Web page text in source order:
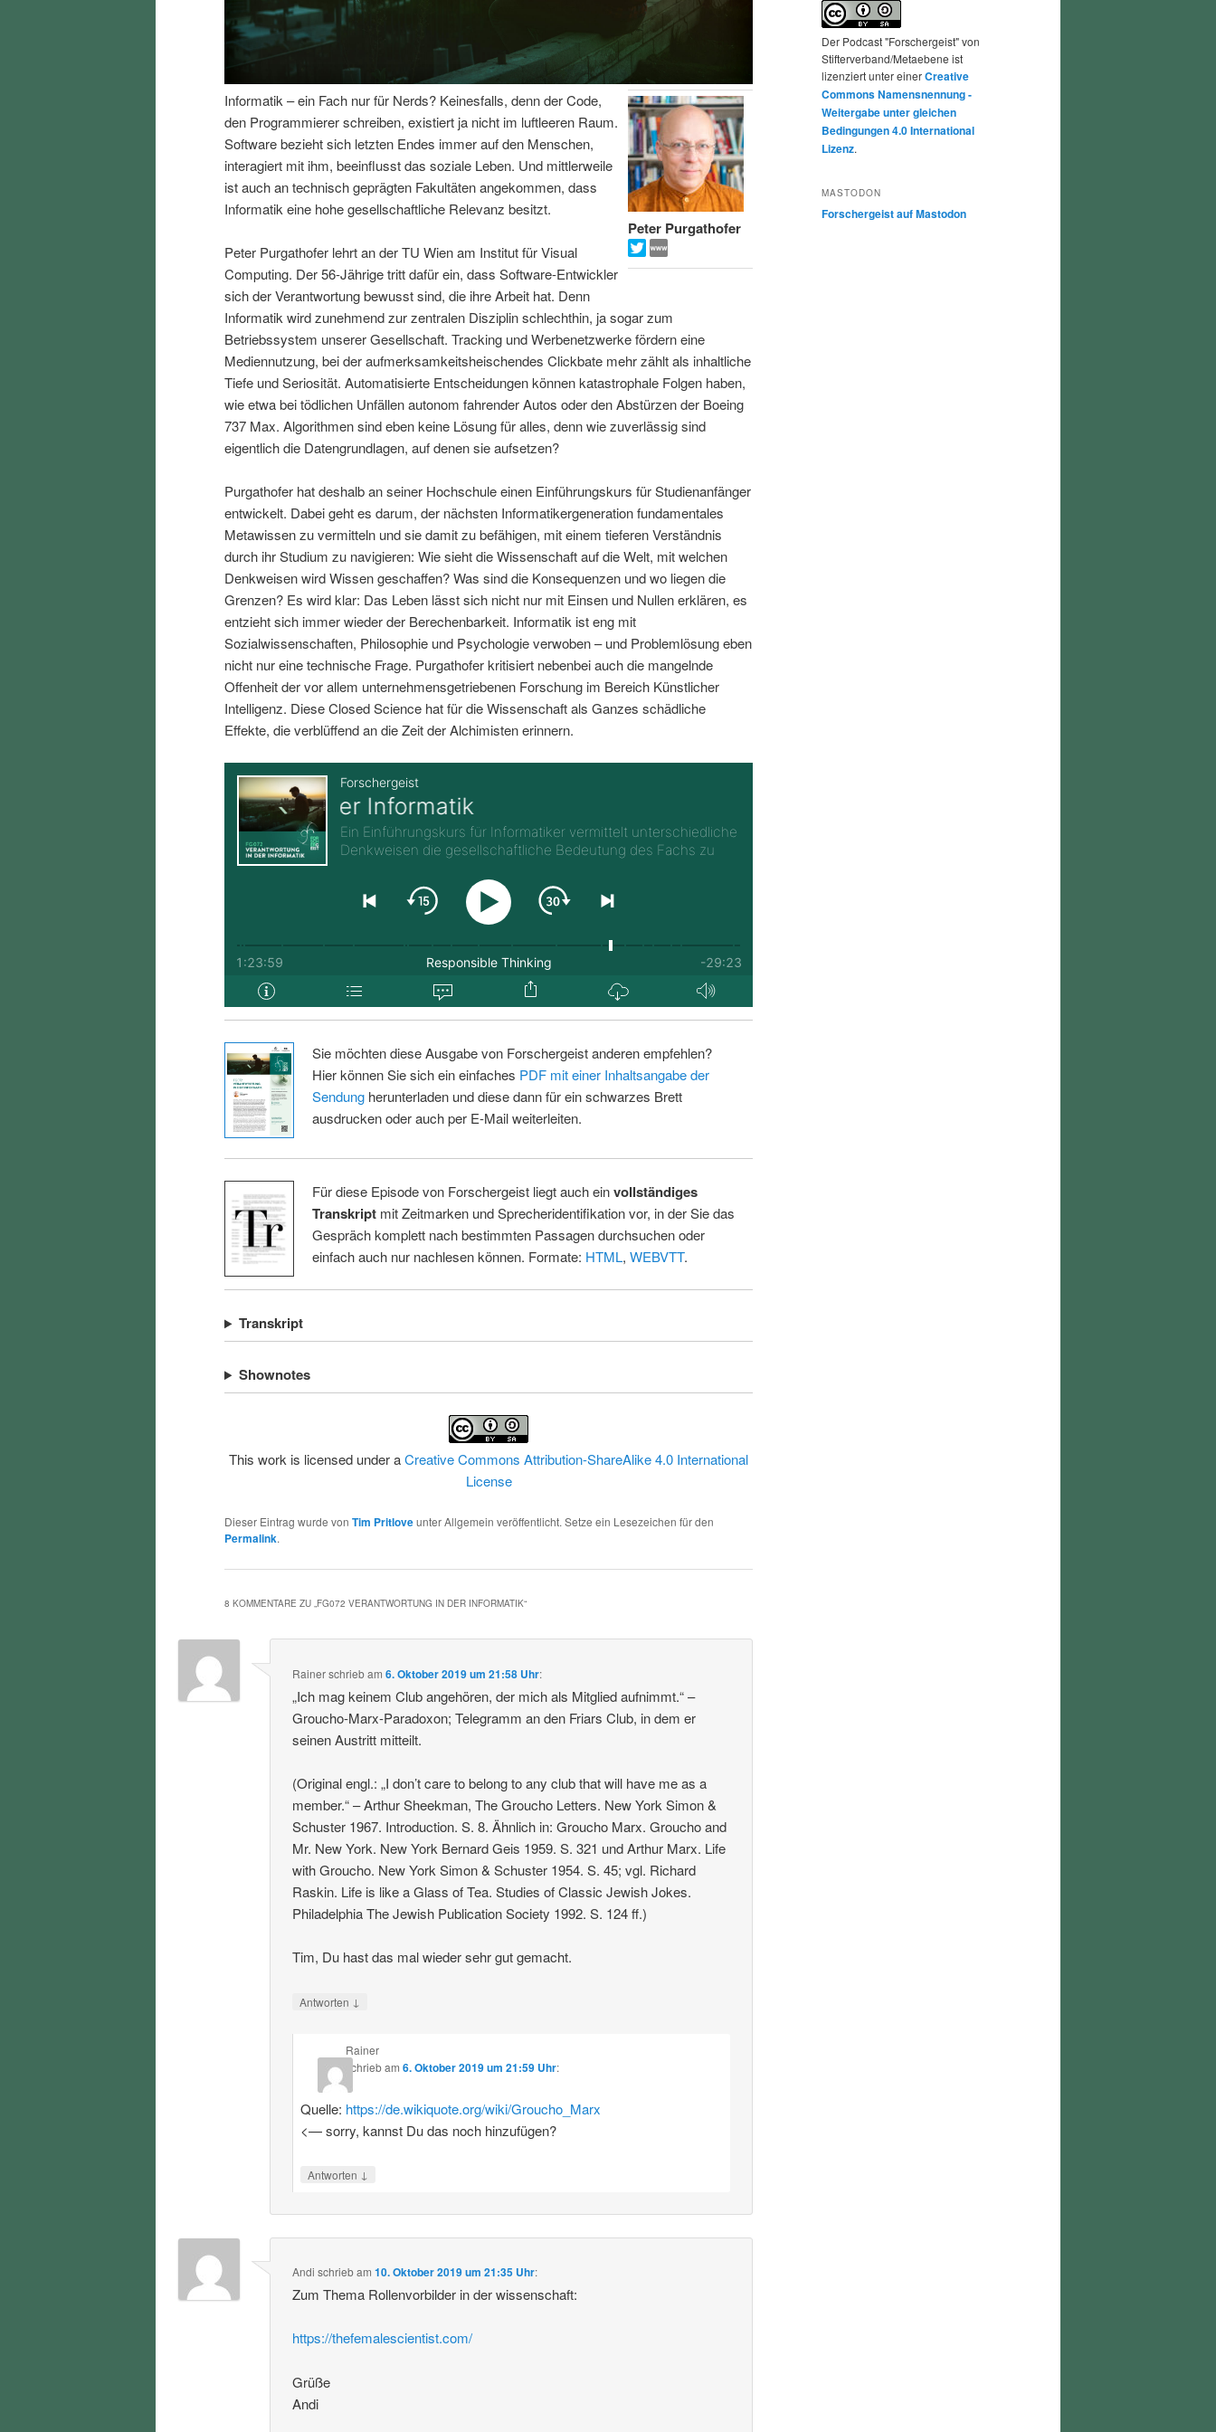
I
t
s
p
r
i
g
e
n
e
a
l
t
s
p
i
n
g
e
n
Peter Purgathofer
Informatik – ein Fach nur für Nerds? Keinesfalls, denn der Code,
den Programmierer schreiben, existiert ja nicht im luftleeren Raum.
Software bezieht sich letzten Endes immer auf den Menschen,
interagiert mit ihm, beeinflusst das soziale Leben. Und mittlerweile
ist auch an technisch geprägten Fakultäten angekommen, dass
Informatik eine hohe gesellschaftliche Relevanz besitzt.
Peter Purgathofer lehrt an der TU Wien am Institut für Visual
Computing. Der 56-Jährige tritt dafür ein, dass Software-Entwickler
sich der Verantwortung bewusst sind, die ihre Arbeit hat. Denn
Informatik wird zunehmend zur zentralen Disziplin schlechthin, ja sogar zum
Betriebssystem unserer Gesellschaft. Tracking und Werbenetzwerke fördern eine
Mediennutzung, bei der aufmerksamkeitsheischendes Clickbate mehr zählt als inhaltliche
Tiefe und Seriosität. Automatisierte Entscheidungen können katastrophale Folgen haben,
wie etwa bei tödlichen Unfällen autonom fahrender Autos oder den Abstürzen der Boeing
737 Max. Algorithmen sind eben keine Lösung für alles, denn wie zuverlässig sind
eigentlich die Datengrundlagen, auf denen sie aufsetzen?
Purgathofer hat deshalb an seiner Hochschule einen Einführungskurs für Studienanfänger
entwickelt. Dabei geht es darum, der nächsten Informatikergeneration fundamentales
Metawissen zu vermitteln und sie damit zu befähigen, mit einem tieferen Verständnis
durch ihr Studium zu navigieren: Wie sieht die Wissenschaft auf die Welt, mit welchen
Denkweisen wird Wissen geschaffen? Was sind die Konsequenzen und wo liegen die
Grenzen? Es wird klar: Das Leben lässt sich nicht nur mit Einsen und Nullen erklären, es
entzieht sich immer wieder der Berechenbarkeit. Informatik ist eng mit
Sozialwissenschaften, Philosophie und Psychologie verwoben – und Problemlösung eben
nicht nur eine technische Frage. Purgathofer kritisiert nebenbei auch die mangelnde
Offenheit der vor allem unternehmensgetriebenen Forschung im Bereich Künstlicher
Intelligenz. Diese Closed Science hat für die Wissenschaft als Ganzes schädliche
Effekte, die verblüffend an die Zeit der Alchimisten erinnern.
Sie möchten diese Ausgabe von Forschergeist anderen empfehlen?
Hier können Sie sich ein einfaches PDF mit einer Inhaltsangabe der
Sendungherunterladen und diese dann für ein schwarzes Brett
ausdrucken oder auch per E-Mail weiterleiten.
Für diese Episode von Forschergeist liegt auch einvollständiges
Transkriptmit Zeitmarken und Sprecheridentifikation vor, in der Sie das
Gespräch komplett nach bestimmten Passagen durchsuchen oder
einfach auch nur nachlesen können. Formate: HTML, WEBVTT.
Transkript
Shownotes
This work is licensed under aCreative Commons Attribution-ShareAlike 4.0 International
License
Dieser Eintrag wurde von Tim Pritloveunter Allgemein veröffentlicht. Setze ein Lesezeichen für den
Permalink.
8 KOMMENTARE ZU „FG072 VERANTWORTUNG IN DER INFORMATIK“
Rainerschriebam6. Oktober 2019 um 21:58 Uhr:
„Ich mag keinem Club angehören, der mich als Mitglied aufnimmt.“ –
Groucho-Marx-Paradoxon; Telegramm an den Friars Club, in dem er
seinen Austritt mitteilt.
(Original engl.: „I don’t care to belong to any club that will have me as a
member.“ – Arthur Sheekman, The Groucho Letters. New York Simon &
Schuster 1967. Introduction. S. 8. Ähnlich in: Groucho Marx. Groucho and
Mr. New York. New York Bernard Geis 1959. S. 321 und Arthur Marx. Life
with Groucho. New York Simon & Schuster 1954. S. 45; vgl. Richard
Raskin. Life is like a Glass of Tea. Studies of Classic Jewish Jokes.
Philadelphia The Jewish Publication Society 1992. S. 124 ff.)
Tim, Du hast das mal wieder sehr gut gemacht.
Antworten ↓
Rainer
schriebam 6. Oktober 2019 um 21:59 Uhr:
Quelle: https://de.wikiquote.org/wiki/Groucho_Marx
<— sorry, kannst Du das noch hinzufügen?
Antworten ↓
Andi schriebam10. Oktober 2019 um 21:35 Uhr:
Zum Thema Rollenvorbilder in der wissenschaft:
https://thefemalescientist.com/
Grüße
Andi
Der Podcast "Forschergeist" von
Stifterverband/Metaebene ist
lizenziert unter einerCreative
Commons Namensnennung -
Weitergabe unter gleichen
Bedingungen 4.0 International
Lizenz.
MASTODON
Forschergeist auf Mastodon